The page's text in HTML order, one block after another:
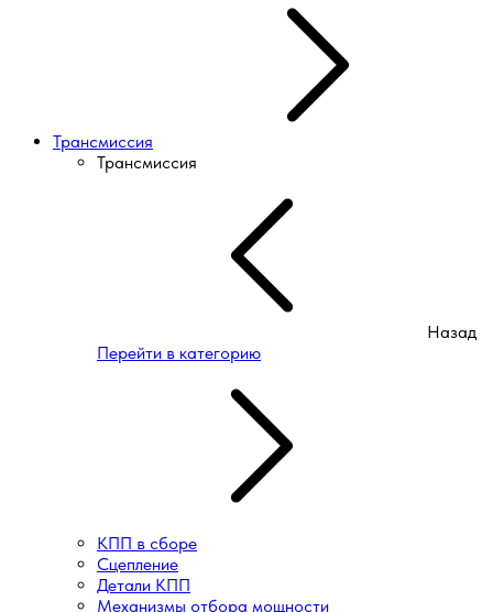
Трансмиссия
Трансмиссия
Назад
Перейти в категорию
КПП в сборе
Сцепление
Детали КПП
Механизмы отбора мощности